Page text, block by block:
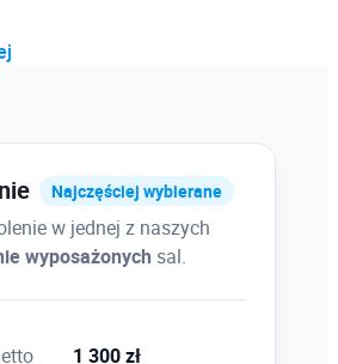
wykorzystanie
przekrojów, materiałów,
Najczęściej wybierane
w jednej z naszych
wyposażonych sal.
1 300 zł